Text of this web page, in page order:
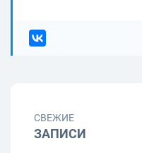
СВЕЖИЕ
ЗАПИСИ